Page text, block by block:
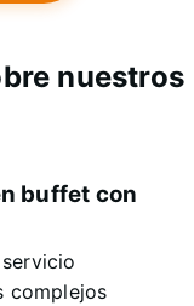
nuestros
buffet con
complejos